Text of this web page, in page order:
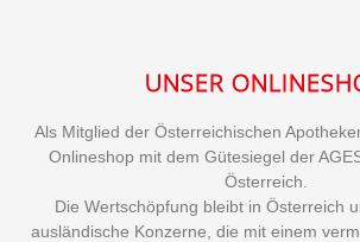
UNSER
Als Mitglied der Österreichischen
Onlineshop mit dem Gütesiegel der
Österreich.
Die Wertschöpfung bleibt in Österreich
ausländische Konzerne, die mit einem